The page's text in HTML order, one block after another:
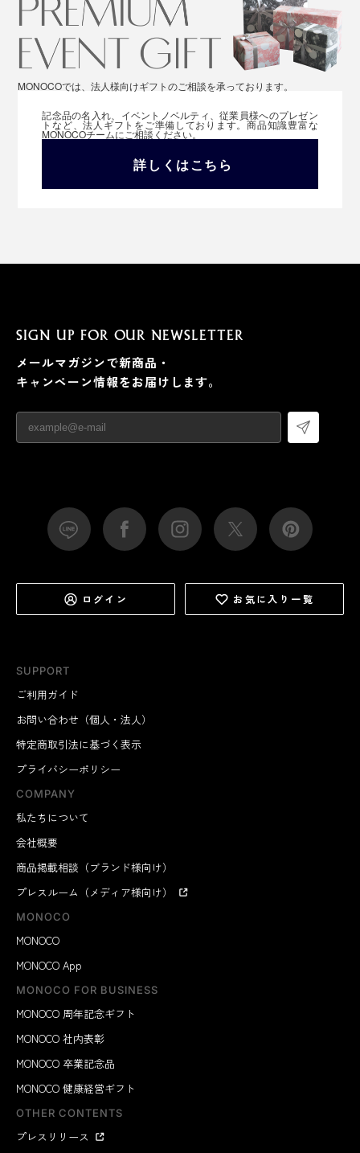
MONOCOでは、法人様向けギフトのご相談を承っております。
記念品の名入れ、イベントノベルティ、従業員様へのプレゼン
トなど、法人ギフトをご準備しております。商品知識豊富な
MONOCOチームにご相談ください。
詳しくはこちら
SUPPORT
ご利用ガイド
お問い合わせ（個人・法人）
特定商取引法に基づく表示
プライバシーポリシー
COMPANY
私たちについて
会社概要
商品掲載相談（ブランド様向け）
プレスルーム（メディア様向け）
MONOCO
MONOCO
MONOCO App
MONOCO FOR BUSINESS
MONOCO 周年記念ギフト
MONOCO 社内表彰
MONOCO 卒業記念品
MONOCO 健康経営ギフト
OTHER CONTENTS
プレスリリース
SIGN UP FOR OUR NEWSLETTER
メールマガジンで新商品・
キャンペーン情報をお届けします。
ログイン お気に入り一覧